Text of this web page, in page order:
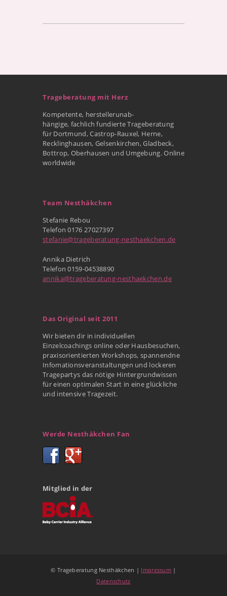
Trageberatung mit Herz
Kompetente, herstellerunab-
hängige, fachlich fundierte Trageberatung
für Dortmund, Castrop-Rauxel, Herne,
Recklinghausen, Gelsenkirchen, Gladbeck,
Bottrop, Oberhausen und Umgebung. Online
worldwide
Team Nesthäkchen
Stefanie Rebou
Telefon 0176 27027397
stefanie@trageberatung-nesthaekchen.de
Annika Dietrich
Telefon 0159-04538890
annika@trageberatung-nesthaekchen.de
Das Original seit 2011
Wir bieten dir in individuellen
Einzelcoachings online oder Hausbesuchen,
praxisorientierten Workshops, spannendne
Infomationsveranstaltungen und lockeren
Tragepartys das nötige Hintergrundwissen
für einen optimalen Start in eine glückliche
und intensive Tragezeit.
Werde Nesthäkchen Fan
Mitglied in der
© Trageberatung Nesthäkchen | Impressum |
Datenschutz